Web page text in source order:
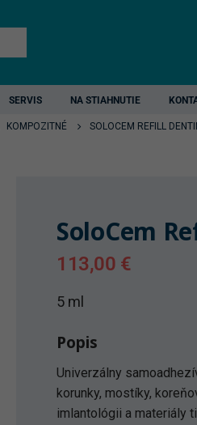
SERVIS NA STIAHNUTIE
KOMPOZITNÉ SOLOCEM REFILL
SoloCem
113,00 €
5 ml
Popis
Univerzálny
korunky, mostíky,
imlantológii a materiály